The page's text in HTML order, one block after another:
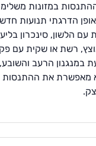
במזונות
הדרגתי תנועות
עם הלשון, סינכרון
רשת או שקית עם
במנגנון הרעב
מאפשרת את